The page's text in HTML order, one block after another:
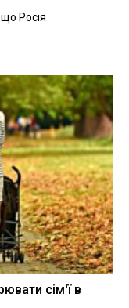
Росія
сім'ї в